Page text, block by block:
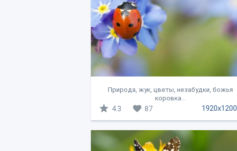
Природа, жук, цветы, незабудки, божья
коровка...
1920x1200
4.3 87